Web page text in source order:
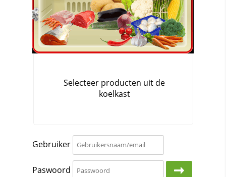
Gebruiker
Paswoord